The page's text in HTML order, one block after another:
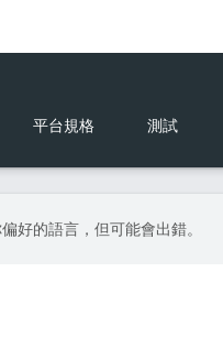
平台規格 測試
好的語言，但可能會出錯。